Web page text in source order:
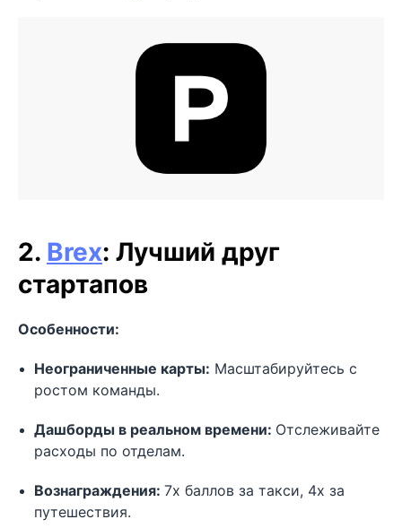
2. Brex: Лучший друг
стартапов
Особенности:
Неограниченные карты: Масштабируйтесь с
ростом команды.
Дашборды в реальном времени: Отслеживайте
расходы по отделам.
Вознаграждения: 7x баллов за такси, 4x за
путешествия.